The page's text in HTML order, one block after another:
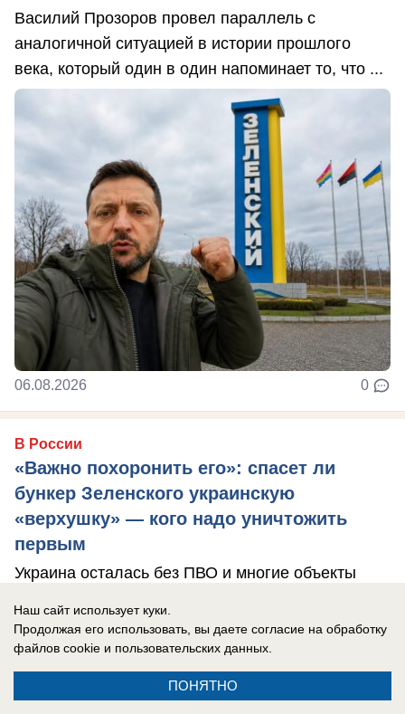
Василий Прозоров провел параллель с
аналогичной ситуацией в истории прошлого
века, который один в один напоминает то, что ...
06.08.2026 0
В России
«Важно похоронить его»: спасет ли
бункер Зеленского украинскую
«верхушку» — кого надо уничтожить
первым
Украина осталась без ПВО и многие объекты
Наш сайт использует куки.
Продолжая его использовать, вы даете согласие на обработку
файлов cookie и пользовательских данных.
ПОНЯТНО